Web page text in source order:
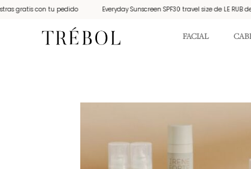
con tu pedido Everyday Sunscreen SPF30 travel size de LE RUB de
FACIAL